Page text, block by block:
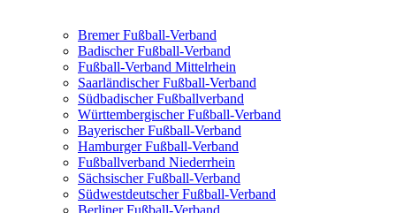
Bremer Fußball-Verband
Badischer Fußball-Verband
Fußball-Verband Mittelrhein
Saarländischer Fußball-Verband
Südbadischer Fußballverband
Württembergischer Fußball-Verband
Bayerischer Fußball-Verband
Hamburger Fußball-Verband
Fußballverband Niederrhein
Sächsischer Fußball-Verband
Südwestdeutscher Fußball-Verband
Berliner Fußball-Verband